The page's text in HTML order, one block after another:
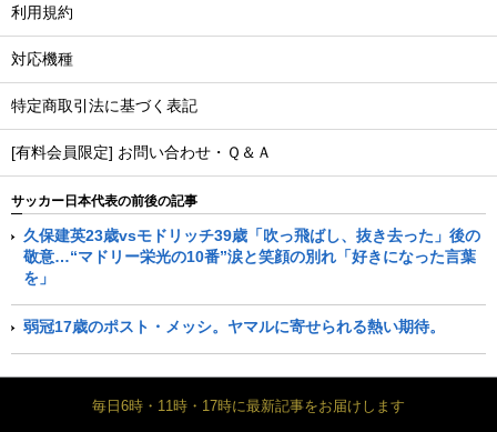
利用規約
対応機種
特定商取引法に基づく表記
[有料会員限定] お問い合わせ・Ｑ＆Ａ
サッカー日本代表の前後の記事
久保建英23歳vsモドリッチ39歳「吹っ飛ばし、抜き去った」後の
敬意…“マドリー栄光の10番”涙と笑顔の別れ「好きになった言葉
を」
弱冠17歳のポスト・メッシ。ヤマルに寄せられる熱い期待。
毎日6時・11時・17時に最新記事をお届けします